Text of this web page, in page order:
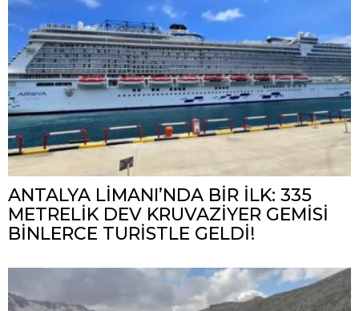
ANTALYA LİMANI’NDA BİR İLK: 335
METRELİK DEV KRUVAZİYER GEMİSİ
BİNLERCE TURİSTLE GELDİ!